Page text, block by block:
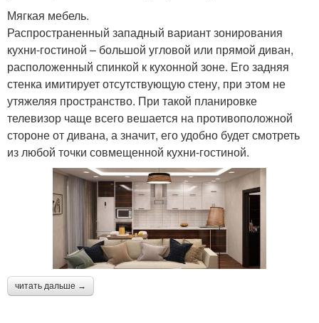
Мягкая мебель.
Распространенный западный вариант зонирования
кухни-гостиной – большой угловой или прямой диван,
расположенный спинкой к кухонной зоне. Его задняя
стенка имитирует отсутствующую стену, при этом не
утяжеляя пространство. При такой планировке
телевизор чаще всего вешается на противоположной
стороне от дивана, а значит, его удобно будет смотреть
из любой точки совмещенной кухни-гостиной.
читать дальше →